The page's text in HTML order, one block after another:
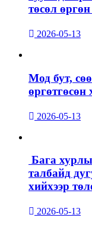
төсөл
2026-05-13
Мод бут,
2026-05-13
Бага
талбайд
хийхээр
2026-05-13